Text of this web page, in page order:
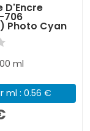
D'Encre
706
Photo Cyan
ml
ml : 0.56 €